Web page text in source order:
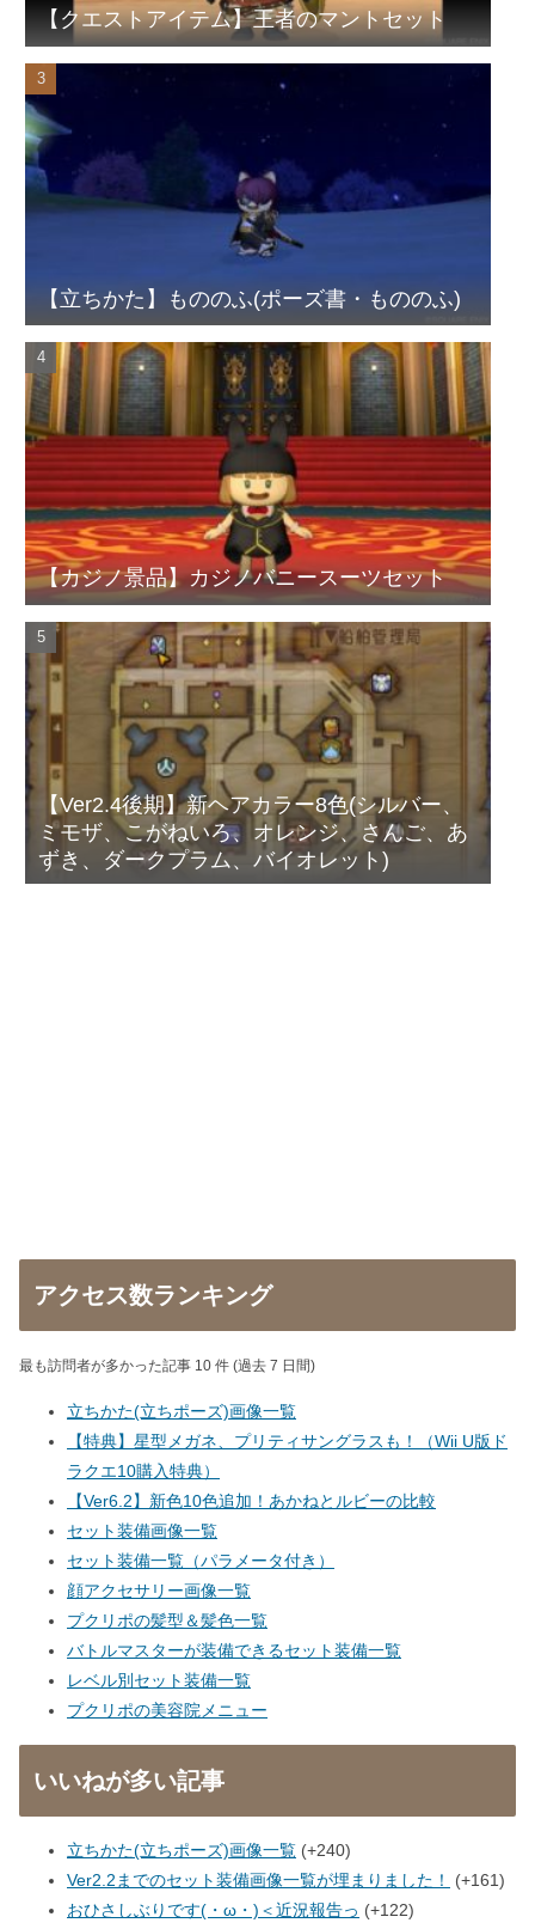
【クエストアイテム】王者のマントセット
【立ちかた】もののふ(ポーズ書・もののふ)
【カジノ景品】カジノバニースーツセット
【Ver2.4後期】新ヘアカラー8色(シルバー、
ミモザ、こがねいろ、オレンジ、さんご、あ
ずき、ダークプラム、バイオレット)
アクセス数ランキング
最も訪問者が多かった記事 10 件 (過去 7 日間)
立ちかた(立ちポーズ)画像一覧
【特典】星型メガネ、プリティサングラスも！（Wii U版ド
ラクエ10購入特典）
【Ver6.2】新色10色追加！あかねとルビーの比較
セット装備画像一覧
セット装備一覧（パラメータ付き）
顔アクセサリー画像一覧
プクリポの髪型＆髪色一覧
バトルマスターが装備できるセット装備一覧
レベル別セット装備一覧
プクリポの美容院メニュー
いいねが多い記事
立ちかた(立ちポーズ)画像一覧 +240
Ver2.2までのセット装備画像一覧が埋まりました！
+161
おひさしぶりです(・ω・)＜近況報告っ
+122